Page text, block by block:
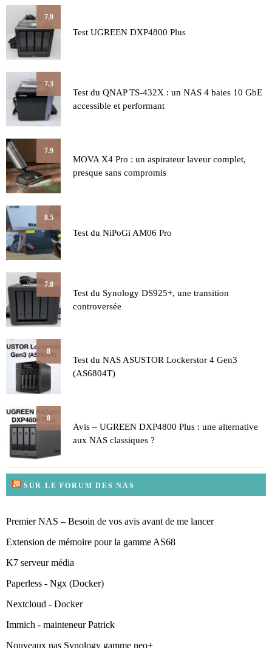
7.9
Test UGREEN DXP4800 Plus
7.3
Test du QNAP TS-432X : un NAS 4 baies 10 GbE
accessible et performant
7.9
MOVA X4 Pro : un aspirateur laveur complet,
presque sans compromis
8.5
Test du NiPoGi AM06 Pro
7.8
Test du Synology DS925+, une transition
controversée
8
Test du NAS ASUSTOR Lockerstor 4 Gen3
(AS6804T)
8
Avis – UGREEN DXP4800 Plus : une alternative
aux NAS classiques ?
SUR LE FORUM DES NAS
Premier NAS – Besoin de vos avis avant de me lancer
Extension de mémoire pour la gamme AS68
K7 serveur média
Paperless - Ngx (Docker)
Nextcloud - Docker
Immich - mainteneur Patrick
Nouveaux nas Synology gamme neo+